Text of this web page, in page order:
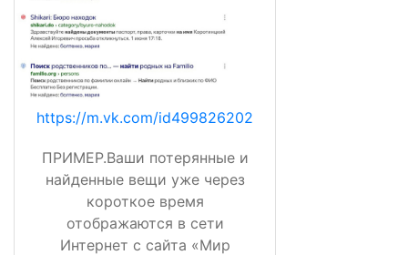
https://m.vk.com/id499826202
ПРИМЕР.Ваши потерянные и
найденные вещи уже через
короткое время
отображаются в сети
Интернет с сайта «Мир